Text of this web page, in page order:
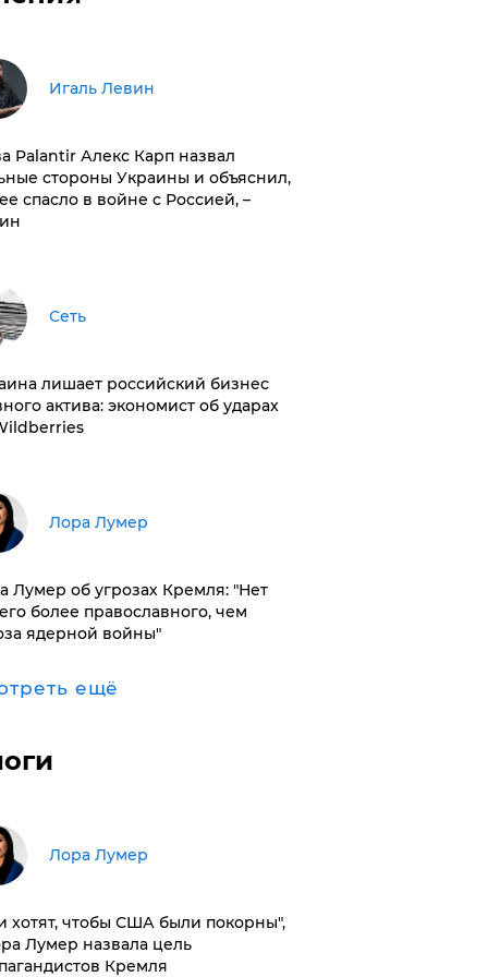
Игаль Левин
Palantir Алекс Карп назвал
стороны Украины и объяснил,
спасло в войне с Россией, –
Сеть
лишает российский бизнес
актива: экономист об ударах
​Лора Лумер
Лумер об угрозах Кремля: "Нет
более православного, чем
ядерной войны"
ещё
​Лора Лумер
хотят, чтобы США были покорны",
Лумер назвала цель
Кремля